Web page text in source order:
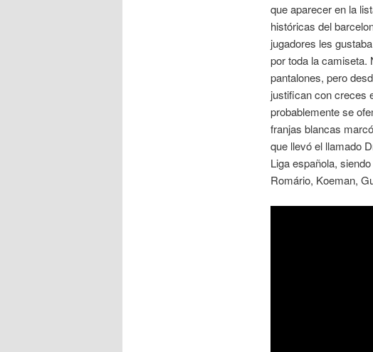
que aparecer en la
históricas del
jugadores les
por toda la camiseta.
pantalones, pero
justifican con creces
probablemente se
franjas blancas
que llevó el llamado
Liga española,
Romário, Koeman,